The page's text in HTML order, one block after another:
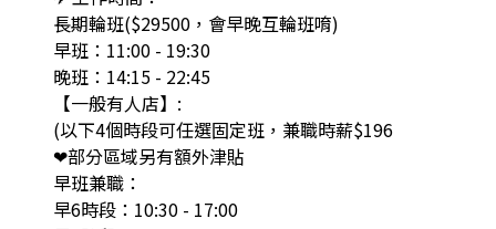
長期輪班($29500，會早晚互輪班唷)
早班：11:00 - 19:30
晚班：14:15 - 22:45
【一般有人店】:
(以下4個時段可任選固定班，兼職時薪$196
❤部分區域另有額外津貼
早班兼職：
早6時段：10:30 - 17:00